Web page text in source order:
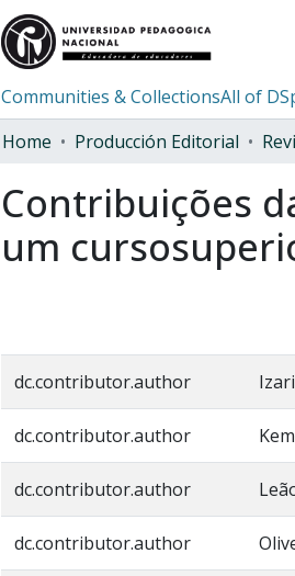
Communities & CollectionsAll of
Home
Producción Editorial
Contribuições
um
dc.contributor.author
dc.contributor.author
dc.contributor.author
dc.contributor.author